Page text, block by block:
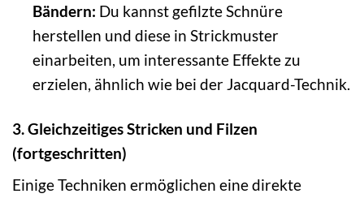
Bändern: Du kannst gefilzte Schnüre
herstellen und diese in Strickmuster
einarbeiten, um interessante Effekte zu
erzielen, ähnlich wie bei der Jacquard-Technik.
3. Gleichzeitiges Stricken und Filzen
(fortgeschritten)
Einige Techniken ermöglichen eine direkte